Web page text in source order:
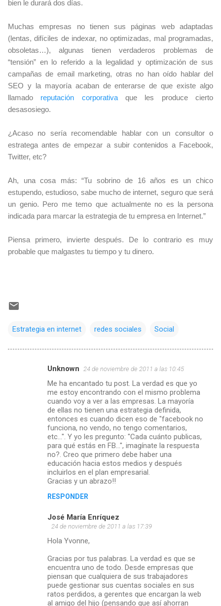
bien le durará dos días.
Muchas empresas no tienen sus páginas web adaptadas
(lentas, difíciles de indexar, no optimizadas, mal programadas,
obsoletas…), algunas tienen verdaderos problemas de
“tensión” en lo referido a la legalidad y optimización de sus
campañas de email marketing, otras no han oído hablar del
SEO y la mayoría acaban de enterarse de que existe algo
llamado reputación corporativaque les produce cierto
desasosiego.
¿Acaso no sería recomendable hablar con un consultor o
estratega antes de empezar a subir contenidos a Facebook,
Twitter, etc?
Ah, una cosa más: “Tu sobrino de 16 años es un chico
estupendo, estudioso, sabe mucho de internet, seguro que será
un genio. Pero me temo que actualmente no es la persona
indicada para marcar la estrategia de tu empresa en Internet.”
Piensa primero, invierte después. De lo contrario es muy
probable que malgastes tu tiempo y tu dinero.
Estrategia en internet redes sociales Social
Unknown 24 de noviembre de 2011 a las 10:45
Me ha encantado tu post. La verdad es que yo
me estoy encontrando con el mismo problema
cuando voy a ver a las empresas. La mayoría
de ellas no tienen una estrategia definida,
entonces es cuando dicen eso de "facebook no
funciona, no vendo, no tengo comentarios,
etc...". Y yo les pregunto: "Cada cuánto publicas,
para qué estás en FB...", imagínate la respuesta
no?. Creo que primero debe haber una
educación hacia estos medios y después
incluirlos en el plan empresarial.
Gracias y un abrazo!!
RESPONDER
José María Enríquez
24 de noviembre de 2011 a las 17:39
Hola Yvonne,
Gracias por tus palabras. La verdad es que se
encuentra uno de todo. Desde empresas que
piensan que cualquiera de sus trabajadores
puede gestionar sus cuentas sociales en sus
ratos perdidos, a gerentes que encargan la web
al amigo del hijo (pensando que así ahorran